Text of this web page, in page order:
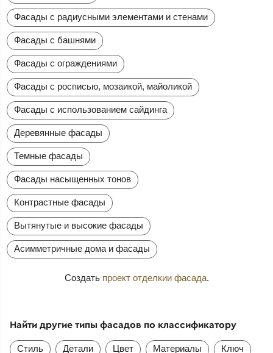
Фасады с радиусными элементами и стенами
Фасады с башнями
Фасады с ограждениями
Фасады с росписью, мозаикой, майоликой
Фасады с использованием сайдинга
Деревянные фасады
Темные фасады
Фасады насыщенных тонов
Контрастные фасады
Вытянутые и высокие фасады
Асимметричные дома и фасады
Создать проект отделкии фасада.
Найти другие типы фасадов по классификатору
Стиль Детали Цвет Материалы Ключ